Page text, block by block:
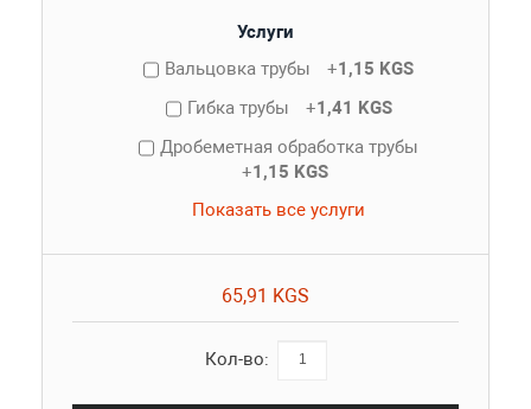
Услуги
Вальцовка трубы
+1,15 KGS
Гибка трубы
+1,41 KGS
Дробеметная обработка трубы
+1,15 KGS
Показать все услуги
65,91 KGS
Кол-во: